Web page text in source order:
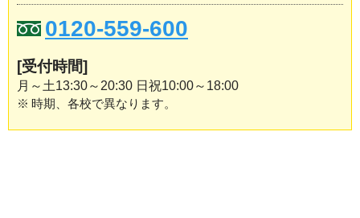
0120-559-600
[受付時間]
月～土13:30～20:30 日祝10:00～18:00
※ 時期、各校で異なります。